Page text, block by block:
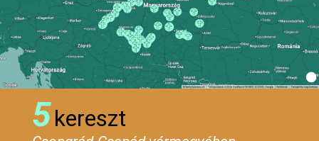
5kereszt